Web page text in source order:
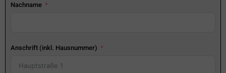
Nachname
Anschrift (inkl. Hausnummer)